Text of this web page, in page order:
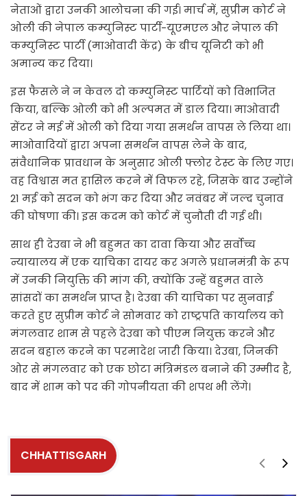
नेताओं द्वारा उनकी आलोचना की गई। मार्च में, सुप्रीम कोर्ट ने
ओली की नेपाल कम्युनिस्ट पार्टी-यूएमएल और नेपाल की
कम्युनिस्ट पार्टी (माओवादी केंद्र) के बीच यूनिटी को भी
अमान्य कर दिया।
इस फैसले ने न केवल दो कम्युनिस्ट पार्टियों को विभाजित
किया, बल्कि ओली को भी अल्पमत में डाल दिया। माओवादी
सेंटर ने मई में ओली को दिया गया समर्थन वापस ले लिया था।
माओवादियों द्वारा अपना समर्थन वापस लेने के बाद,
संवैधानिक प्रावधान के अनुसार ओली फ्लोर टेस्ट के लिए गए।
वह विश्वास मत हासिल करने में विफल रहे, जिसके बाद उन्होंने
21 मई को सदन को भंग कर दिया और नवंबर में जल्द चुनाव
की घोषणा की। इस कदम को कोर्ट में चुनौती दी गई थी।
साथ ही देउबा ने भी बहुमत का दावा किया और सर्वोच्च
न्यायालय में एक याचिका दायर कर अगले प्रधानमंत्री के रूप
में उनकी नियुक्ति की मांग की, क्योंकि उन्हें बहुमत वाले
सांसदों का समर्थन प्राप्त है। देउबा की याचिका पर सुनवाई
करते हुए सुप्रीम कोर्ट ने सोमवार को राष्ट्रपति कार्यालय को
मंगलवार शाम से पहले देउबा को पीएम नियुक्त करने और
सदन बहाल करने का परमादेश जारी किया। देउबा, जिनकी
ओर से मंगलवार को एक छोटा मंत्रिमंडल बनाने की उम्मीद है,
बाद में शाम को पद की गोपनीयता की शपथ भी लेंगे।
CHHATTISGARH